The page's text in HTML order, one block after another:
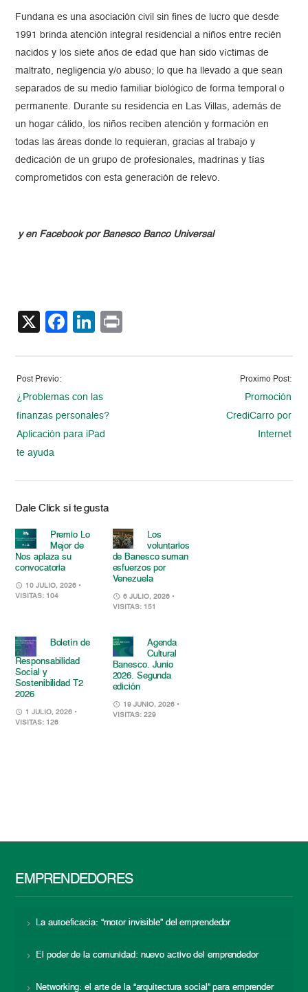
Fundana es una asociación civil sin fines de lucro que desde
1991 brinda atención integral residencial a niños entre recién
nacidos y los siete años de edad que han sido víctimas de
maltrato, negligencia y/o abuso; lo que ha llevado a que sean
separados de su medio familiar biológico de forma temporal o
permanente. Durante su residencia en Las Villas, además de
un hogar cálido, los niños reciben atención y formación en
todas las áreas donde lo requieran, gracias al trabajo y
dedicación de un grupo de profesionales, madrinas y tías
comprometidos con esta generación de relevo.
y en Facebook por Banesco Banco Universal
X Facebook
LinkedIn
Post Previo:
¿Problemas con las
finanzas personales?
Aplicación para iPad
te ayuda
Proximo Post:
Promoción
CrediCarro por
Internet
Dale Click si te gusta
Premio Lo
Mejor de
Nos aplaza su
convocatoria
10 JULIO, 2026 •
VISITAS: 104
Los
voluntarios
de Banesco suman
esfuerzos por
Venezuela
6 JULIO, 2026 •
VISITAS: 151
Boletín de
Responsabilidad
Social y
Sostenibilidad T2
2026
1 JULIO, 2026 •
VISITAS: 126
Agenda
Cultural
Banesco. Junio
2026. Segunda
edición
19 JUNIO, 2026 •
VISITAS: 229
EMPRENDEDORES
La autoeficacia: “motor invisible” del emprendedor
El poder de la comunidad: nuevo activo del emprendedor
Networking: el arte de la “arquitectura social” para emprender